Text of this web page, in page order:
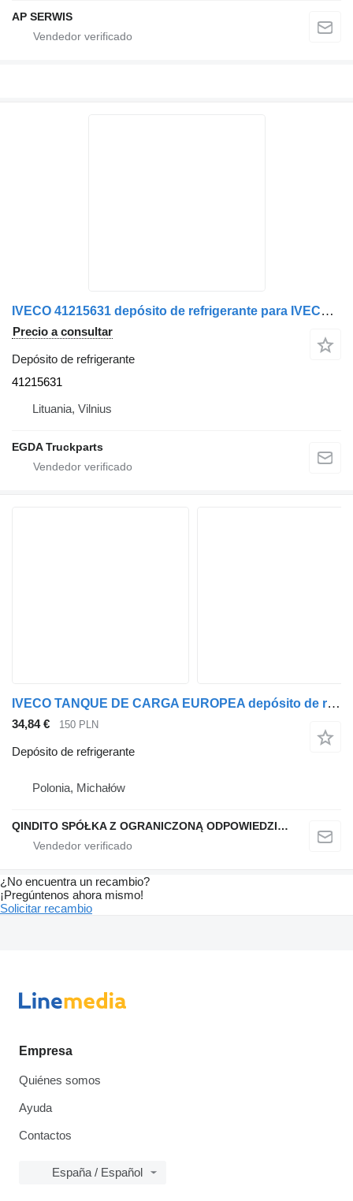
AP SERWIS
IVECO 41215631 depósito de refrigerante para IVECO cabeza tractora
Precio a consultar
Depósito de refrigerante
41215631
Lituania, Vilnius
EGDA Truckparts
IVECO TANQUE DE CARGA EUROPEA depósito de refrigerante para IVECO EUROCARGO cabeza tractora
34,84 € 150 PLN
Depósito de refrigerante
Polonia, Michałów
QINDITO SPÓŁKA Z OGRANICZONĄ ODPOWIEDZIALNOŚCIĄ
¿No encuentra un recambio?
¡Pregúntenos ahora mismo!
Solicitar recambio
Empresa
Quiénes somos
Ayuda
Contactos
España / Español